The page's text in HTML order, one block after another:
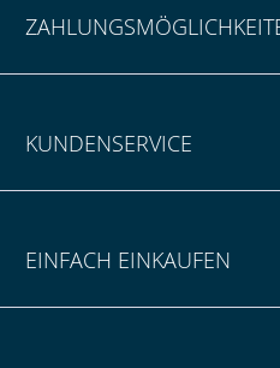
KUNDENSERVICE
EINFACH EINKAUFEN